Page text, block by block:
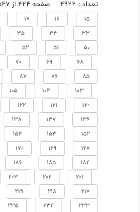
تعداد : 4922 صفحه 424 از 547
15
16
17
33
34
35
50
51
52
68
69
70
85
86
87
103
104
105
120
121
122
136
137
138
152
153
154
168
169
170
184
185
186
201
202
203
217
218
219
233
234
235